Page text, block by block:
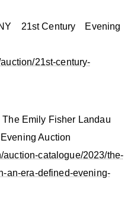
21st Century Evening
21st-century-
Emily Fisher Landau
Auction
auction-catalogue/2023/the-
an-era-defined-evening-